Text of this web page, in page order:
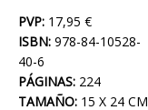
PVP: 17,95 €
ISBN: 978-84-10528-
40-6
PÁGINAS: 224
TAMAÑO: 15 X 24 CM